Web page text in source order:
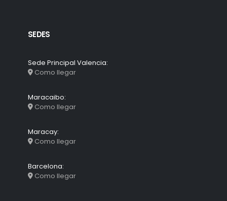
SEDES
Sede Principal Valencia:
Como llegar
Maracaibo:
Como llegar
Maracay:
Como llegar
Barcelona:
Como llegar